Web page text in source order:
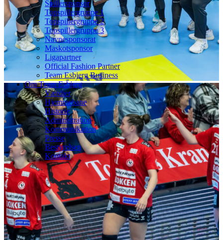
Spillersponsor
Topspillergruppe 1
Topspillergruppe 2
Topspillergruppe 3
Navnesponsorat
Maskotsponsor
Ligapartner
Official Fashion Partner
Team Esbjerg Business
Om Team Esbjerg
Værdier
Hjemmebane
Historie
Administration
Kommunikation
Presse
Bestyrelsen
Kontakt